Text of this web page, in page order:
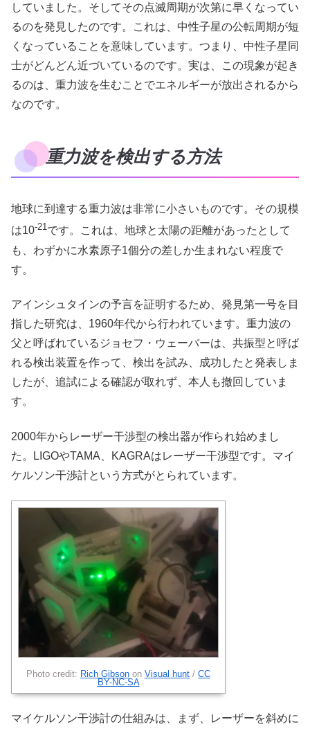
していました。そしてその点滅周期が次第に早くなってい
るのを発見したのです。これは、中性子星の公転周期が短
くなっていることを意味しています。つまり、中性子星同
士がどんどん近づいているのです。実は、この現象が起き
るのは、重力波を生むことでエネルギーが放出されるから
なのです。
重力波を検出する方法
地球に到達する重力波は非常に小さいものです。その規模
は10-21です。これは、地球と太陽の距離があったとして
も、わずかに水素原子1個分の差しか生まれない程度で
す。
アインシュタインの予言を証明するため、発見第一号を目
指した研究は、1960年代から行われています。重力波の
父と呼ばれているジョセフ・ウェーバーは、共振型と呼ば
れる検出装置を作って、検出を試み、成功したと発表しま
したが、追試による確認が取れず、本人も撤回していま
す。
2000年からレーザー干渉型の検出器が作られ始めまし
た。LIGOやTAMA、KAGRAはレーザー干渉型です。マイ
ケルソン干渉計という方式がとられています。
Photo credit: Rich Gibson on Visual hunt / CC
BY-NC-SA
マイケルソン干渉計の仕組みは、まず、レーザーを斜めに